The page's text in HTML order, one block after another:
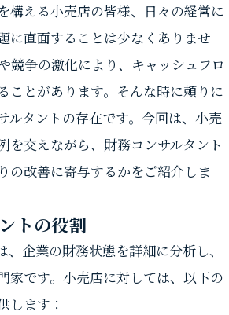
構える小売店の皆様、日々の経営に
に直面することは少なくありませ
競争の激化により、キャッシュフロ
ことがあります。そんな時に頼りに
ルタントの存在です。今回は、小売
を交えながら、財務コンサルタント
の改善に寄与するかをご紹介しま
トの役割
、企業の財務状態を詳細に分析し、
家です。小売店に対しては、以下の
します：